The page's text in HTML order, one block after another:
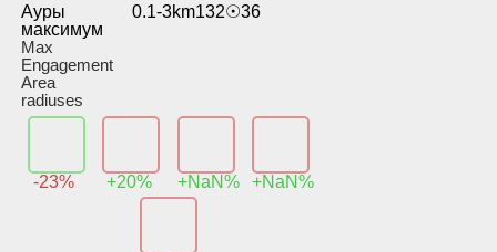
Ауры
максимум
Max
Engagement
Area
radiuses
0.1-3km132☉36
-23% +20% +NaN% +NaN%